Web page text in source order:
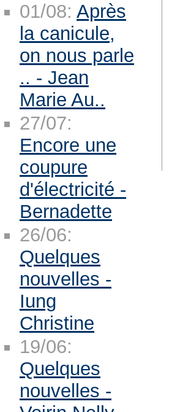
01/08: Après
la canicule,
on nous parle
.. - Jean
Marie Au..
27/07:
Encore une
coupure
d'électricité -
Bernadette
26/06:
Quelques
nouvelles -
Iung
Christine
19/06:
Quelques
nouvelles -